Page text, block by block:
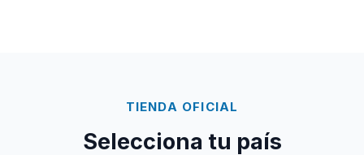
TIENDA OFICIAL
Selecciona tu país